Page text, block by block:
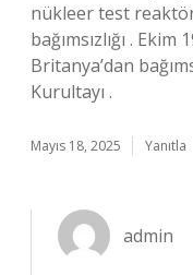
nükleer test
bağımsızlığı .
Britanya’dan
Kurultayı .
Mayıs 18, 2025 Yanıtla
admin